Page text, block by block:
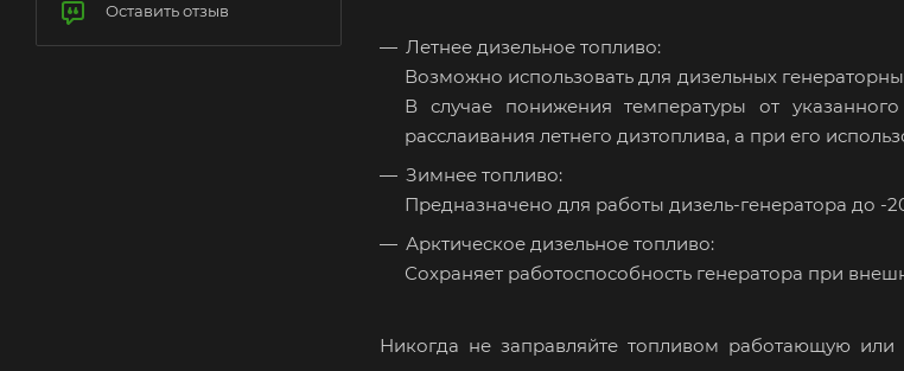
Летнее дизельное топливо:
Возможно использовать для дизельных
В случае понижения температуры от
расслаивания летнего дизтоплива, а при его
Зимнее топливо:
Предназначено для работы дизель-генератора до -
Арктическое дизельное топливо:
Сохраняет работоспособность генератора при
Никогда не заправляйте топливом работающую
Оставить отзыв